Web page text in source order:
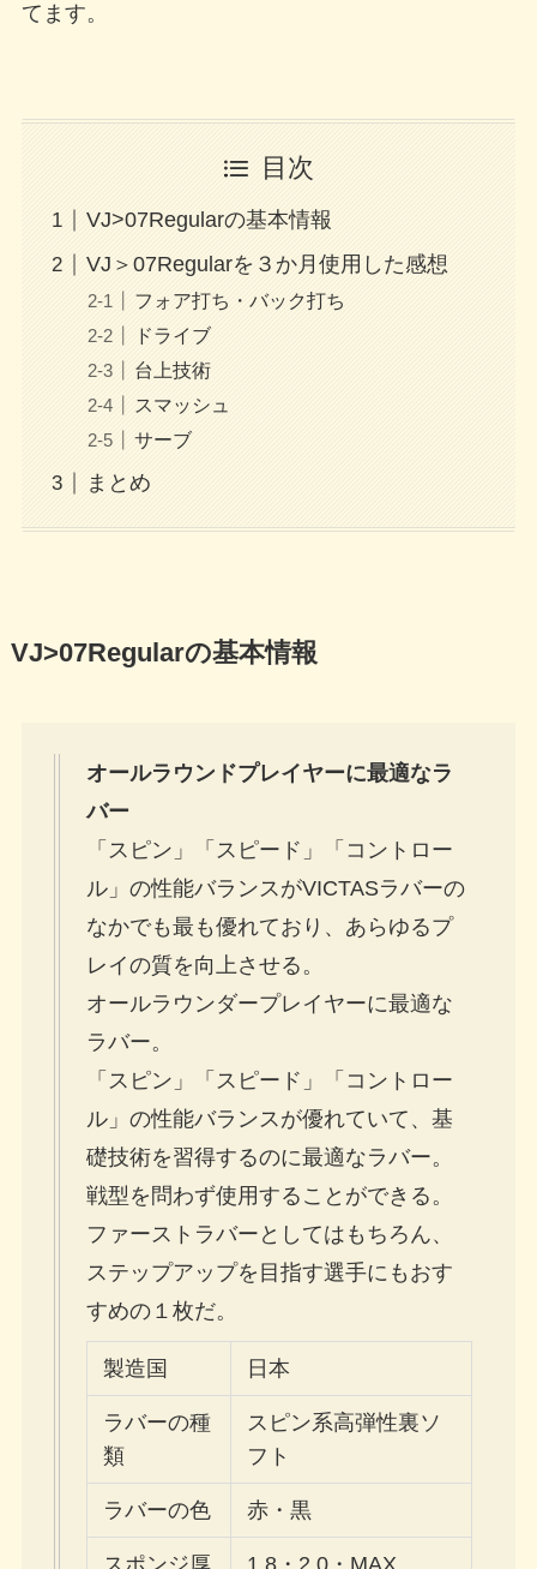
てます。
目次
VJ>07Regularの基本情報
VJ＞07Regularを３か月使用した感想
フォア打ち・バック打ち
ドライブ
台上技術
スマッシュ
サーブ
まとめ
VJ>07Regularの基本情報
オールラウンドプレイヤーに最適なラ
バー
「スピン」「スピード」「コントロー
ル」の性能バランスがVICTASラバーの
なかでも最も優れており、あらゆるプ
レイの質を向上させる。
オールラウンダープレイヤーに最適な
ラバー。
「スピン」「スピード」「コントロー
ル」の性能バランスが優れていて、基
礎技術を習得するのに最適なラバー。
戦型を問わず使用することができる。
ファーストラバーとしてはもちろん、
ステップアップを目指す選手にもおす
すめの１枚だ。
製造国 日本
ラバーの種
類
スピン系高弾性裏ソ
フト
ラバーの色 赤・黒